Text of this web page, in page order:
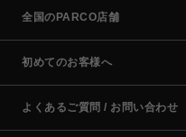
全国のPARCO店舗
初めてのお客様へ
よくあるご質問 / お問い合わせ